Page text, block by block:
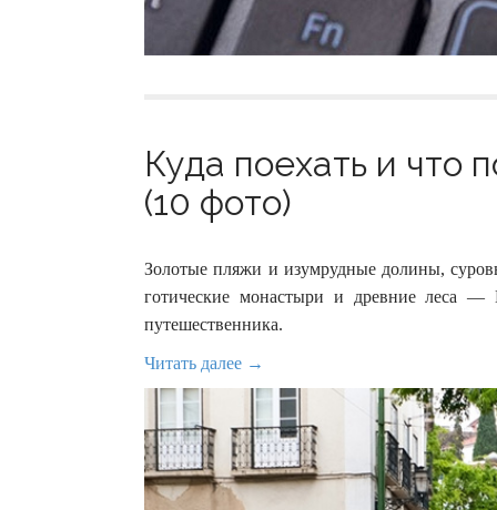
Куда поехать и что
(10 фото)
Золотые пляжи и изумрудные долины,
готические монастыри и древние леса —
путешественника.
Читать далее →